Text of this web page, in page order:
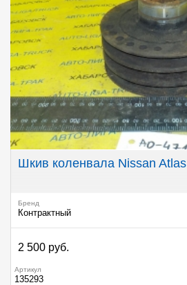
Шкив коленвала Nissan Atlas
Бренд
Контрактный
2 500 руб.
Артикул
135293